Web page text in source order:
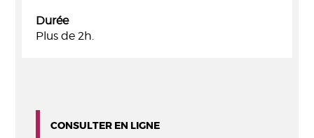
Durée
Plus de 2h.
CONSULTER EN LIGNE